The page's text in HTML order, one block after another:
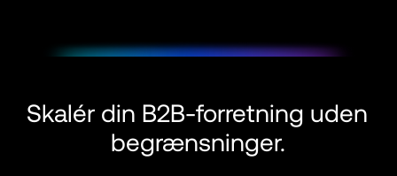
Skalér din B2B-forretning uden
begrænsninger.